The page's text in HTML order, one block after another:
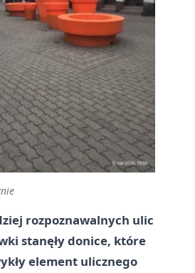
rozpoznawalnych ulic
stanęły donice, które
element ulicznego